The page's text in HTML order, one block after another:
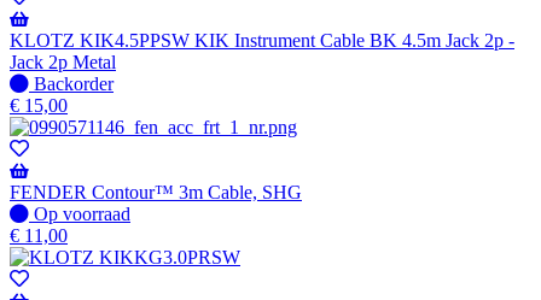
Wordt
verzonden
wanneer
beschikbaar
KLOTZ KIK4.5PPSW KIK Instrument Cable BK 4.5m Jack 2p -
Jack 2p Metal
Niet
op
voorraad
-
Wordt
verzonden
wanneer
beschikbaar
Backorder
€ 15,00
FENDER Contour™ 3m Cable, SHG
Op
voorraad
Op voorraad
€ 11,00